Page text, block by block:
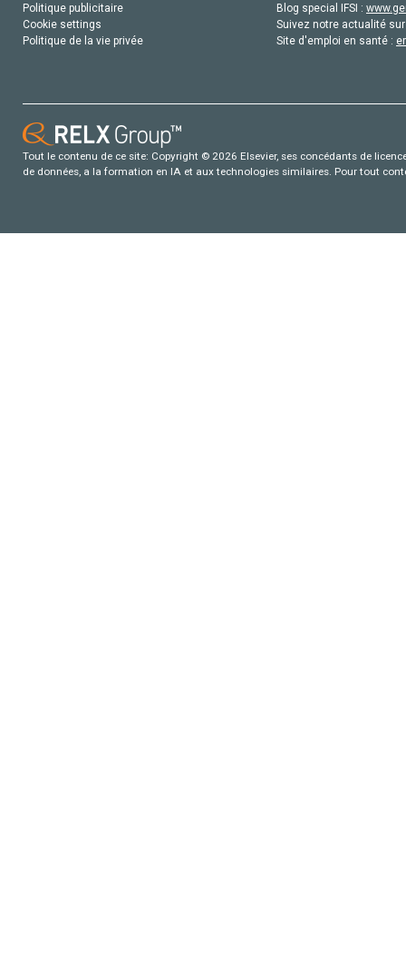
Politique publicitaire
Cookie settings
Politique de la vie privée
Blog special IFSI :
Suivez notre actualité
Site d'emploi en santé :
Tout le contenu de ce site: Copyright © 2026 Elsevier, ses concédants de
de données, a la formation en IA et aux technologies similaires. Pour tout